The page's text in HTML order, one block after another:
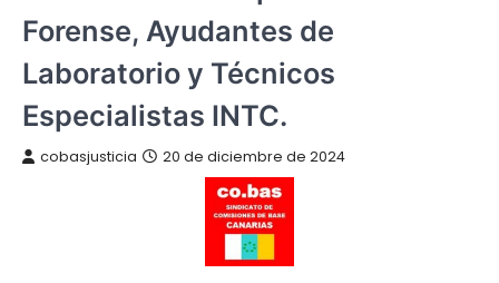
Forense, Ayudantes de
Laboratorio y Técnicos
Especialistas INTC.
cobasjusticia 20 de diciembre de 2024